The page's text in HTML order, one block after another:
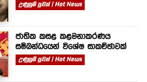
උණුසුම් පුවත් | Hot News
ජාතික කසළ කළමනාකරණය
සම්බන්ධයෙන් විශේෂ සාකච්ඡාවක්
උණුසුම් පුවත් | Hot News